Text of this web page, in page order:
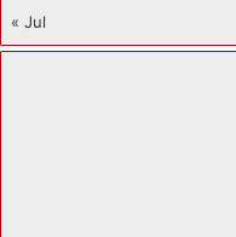
« Jul